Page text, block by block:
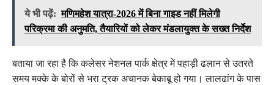
ये भी पढ़ें: मणिमहेश यात्रा-2026 में बिना गाइड नहीं मिलेगी
परिक्रमा की अनुमति, तैयारियों को लेकर मंडलायुक्त के सख्त निर्देश
बताया जा रहा है कि कलेसर नेशनल पार्क क्षेत्र में पहाड़ी ढलान से उतरते
समय मक्के के बोरों से भरा ट्रक अचानक बेकाबू हो गया। लालढांग के पास